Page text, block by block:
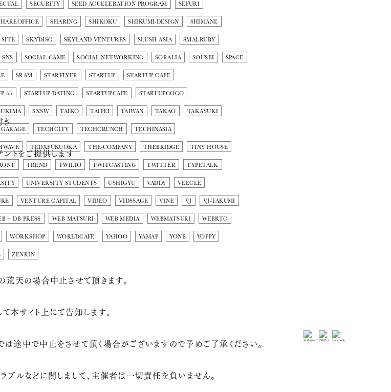
SECURITY SEED ACCELERATION PROGRAM SEFURI
SHARING SHIKOKU SHIKUMI-DESIGN SHIMANE
SITE SKYDISC SKYLAND VENTURES SLUSH ASIA SMALRUBY
SNS SOCIAL GAME SOCIAL NETWORKING SORALIA SOUSEI SPACE
SRAM STARFLYER STARTUP STARTUP CAFE
55 STARTUP-DATING STARTUPCAFE STARTUPGOGO
SXSW TAIKO TAIPEI TAIWAN TAKAO TAKAYUKI
TECHCITY TECHCRUNCH TECHINASIA
TEDXFUKUOKA THE-COMPANY THEBRIDGE TINY HOUSE
TREND TWILIO TWITCASTING TWITTER TYPETALK
UNIVERSITY STUDENTS USHIGYU VADDY VEECLE
VENTURE CAPITAL VIDEO VIDSSAGE VINE VJ VJ-TAKUMI
+ DB PRESS WEB MATSURI WEB MEDIA WEBMATSURI WEBRTC
WORKSHOP WORLDCAFE YAHOO YAMAP YONE YOPPY
ZENRIN
き
トをご提供します
荒天の場合中止させて頂きます。
本サイト上にて告知します。
途中で中止をさせて頂く場合がございますので予めご了承ください。
ルなどに関しまして、主催者は一切責任を負いません。